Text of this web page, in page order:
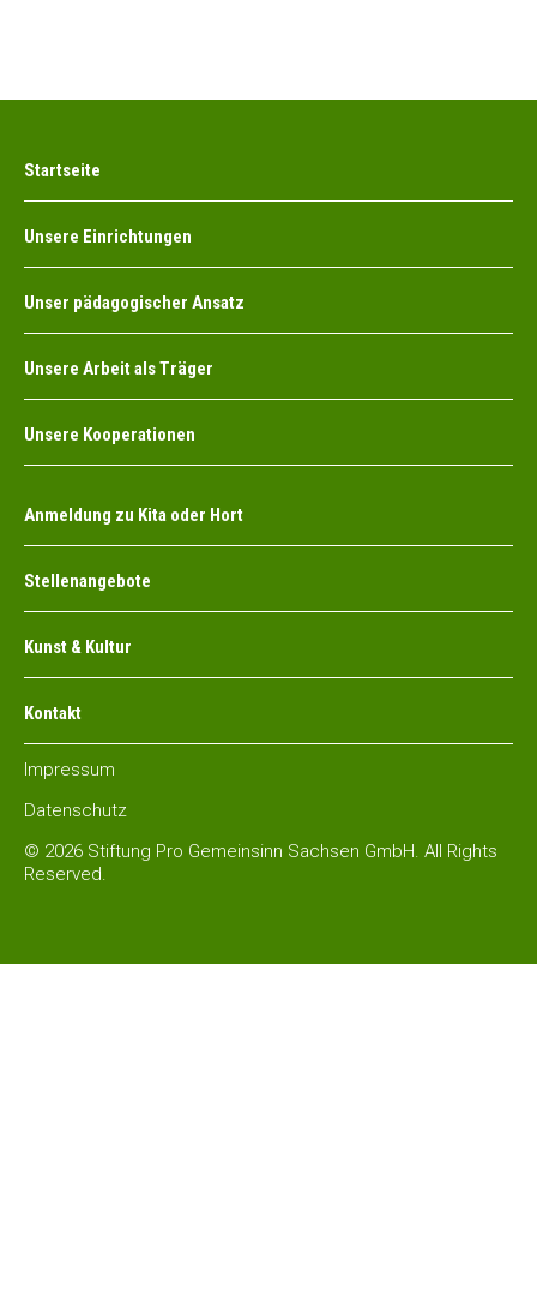
Startseite
Unsere Einrichtungen
Unser pädagogischer Ansatz
Unsere Arbeit als Träger
Unsere Kooperationen
Anmeldung zu Kita oder Hort
Stellenangebote
Kunst & Kultur
Kontakt
© 2026 Stiftung Pro Gemeinsinn Sachsen GmbH. All Rights
Reserved.
Impressum
Datenschutz